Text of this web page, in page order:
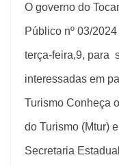
O governo do
Público nº 03/
terça-feira,9, para
interessadas em
Turismo Conheça
do Turismo (Mtur)
Secretaria